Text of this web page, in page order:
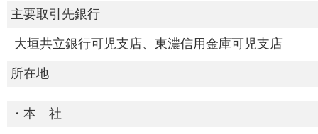
主要取引先銀行
大垣共立銀行可児支店、東濃信用金庫可児支店
所在地
・本 社